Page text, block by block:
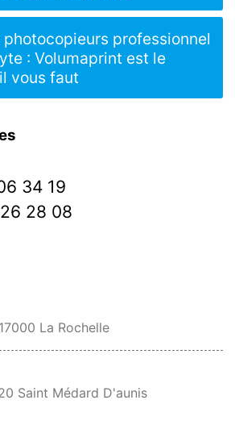
34 19
28 08
La Rochelle
Saint Médard D'aunis
professionnel
: Volumaprint est le
vous faut